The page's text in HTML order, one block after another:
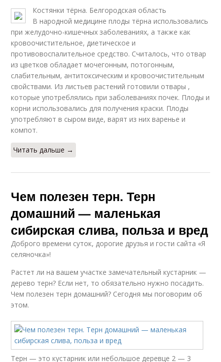
Костянки тёрна. Белгородская область
В народной медицине плоды тёрна использовались
при желудочно-кишечных заболеваниях, а также как
кровоочистительное, диетическое и
противовоспалительное средство. Считалось, что отвар
из цветков обладает мочегонным, потогонным,
слабительным, антитоксическим и кровоочистительным
свойствами. Из листьев растений готовили отвары ,
которые употреблялись при заболеваниях почек. Плоды и
корни использовались для получения краски. Плоды
употребляют в сыром виде, варят из них варенье и
компот.
Читать дальше →
Чем полезен терн. Терн
домашний — маленькая
сибирская слива, польза и вред
Доброго времени суток, дорогие друзья и гости сайта «Я
селяночка»!
Растет ли на вашем участке замечательный кустарник —
дерево терн? Если нет, то обязательно нужно посадить.
Чем полезен терн домашний? Сегодня мы поговорим об
этом.
Терн — это кустарник или небольшое деревце 2 — 3